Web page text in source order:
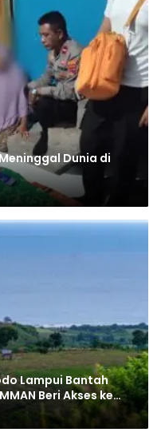
Dunia di
Lampui Bantah
Beri Akses ke